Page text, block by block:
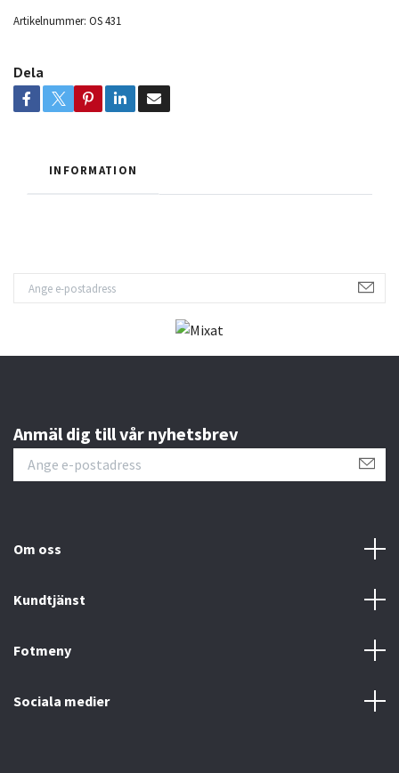
Artikelnummer: OS 431
Dela
INFORMATION
Anmäl dig till vår nyhetsbrev
Om oss
Kundtjänst
Fotmeny
Sociala medier